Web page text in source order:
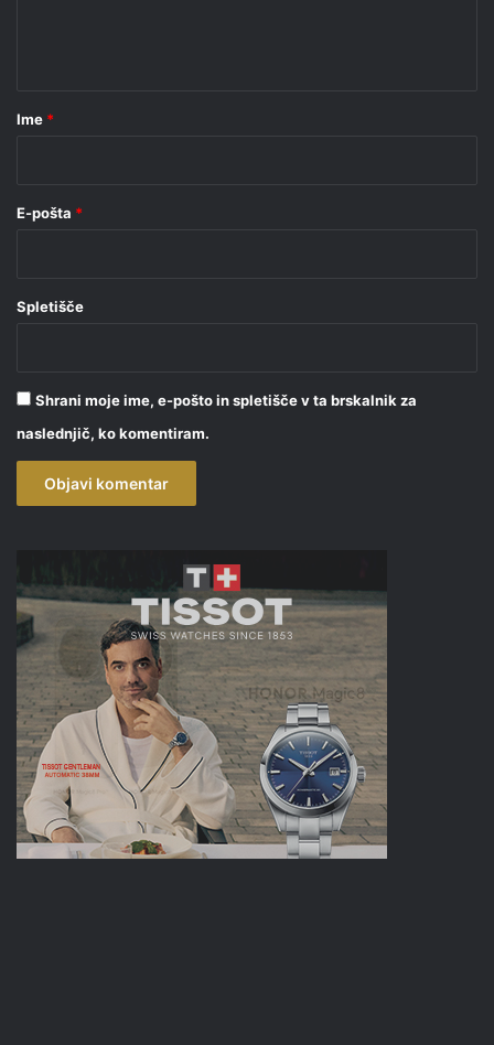
r
Ime *
E-pošta *
Spletišče
Shrani moje ime, e-pošto in spletišče v ta brskalnik za
naslednjič, ko komentiram.